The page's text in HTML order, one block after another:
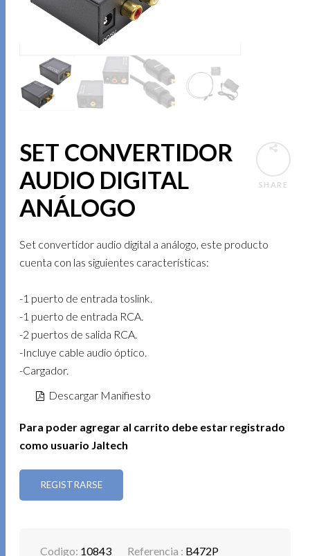
SHARE
SET CONVERTIDOR
AUDIO DIGITAL
ANÁLOGO
Set convertidor audio digital a análogo, este producto
cuenta con las siguientes características:
-1 puerto de entrada toslink.
-1 puerto de entrada RCA.
-2 puertos de salida RCA.
-Incluye cable audio óptico.
-Cargador.
Descargar Manifiesto
Para poder agregar al carrito debe estar registrado
como usuario Jaltech
REGISTRARSE
Codigo: 10843 Referencia : B472P